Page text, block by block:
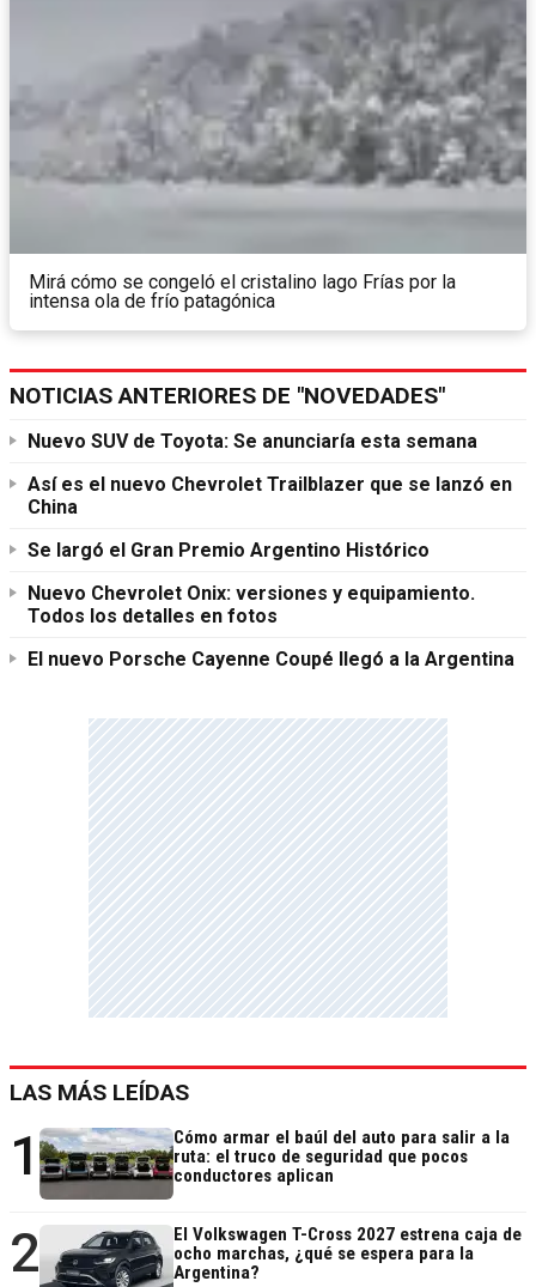
Mirá cómo se congeló el cristalino lago Frías por la
intensa ola de frío patagónica
NOTICIAS ANTERIORES DE "NOVEDADES"
Nuevo SUV de Toyota: Se anunciaría esta semana
Así es el nuevo Chevrolet Trailblazer que se lanzó en
China
Se largó el Gran Premio Argentino Histórico
Nuevo Chevrolet Onix: versiones y equipamiento.
Todos los detalles en fotos
El nuevo Porsche Cayenne Coupé llegó a la Argentina
LAS MÁS LEÍDAS
1
Cómo armar el baúl del auto para salir a la
ruta: el truco de seguridad que pocos
conductores aplican
2
El Volkswagen T-Cross 2027 estrena caja de
ocho marchas, ¿qué se espera para la
Argentina?